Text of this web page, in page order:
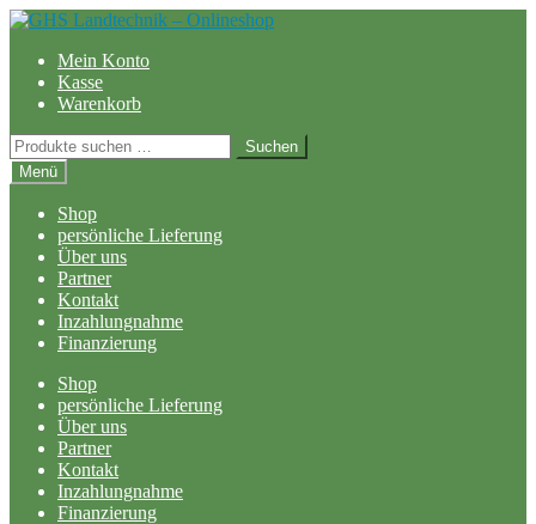
Zur
springen
Zum
springenMein Konto
Kasse
Warenkorb
Suchen
nach:
Suchen
Menü
Shop
persönliche Lieferung
Über uns
Partner
Kontakt
Inzahlungnahme
Finanzierung
Shop
persönliche Lieferung
Über uns
Partner
Kontakt
Inzahlungnahme
Finanzierung